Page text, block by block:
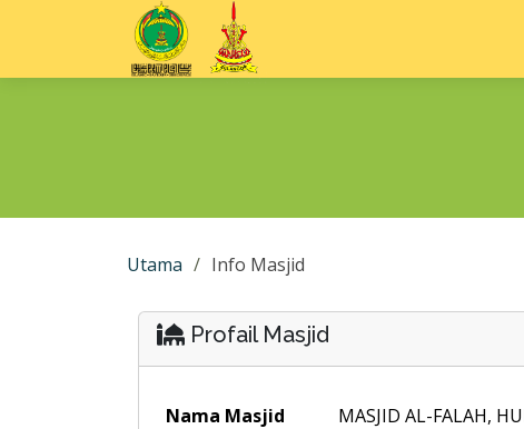
Utama Info Masjid
Profail Masjid
Nama Masjid
MASJID AL-FALAH,